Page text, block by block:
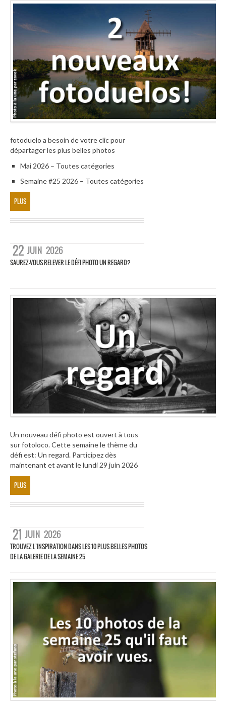
fotoduelo a besoin de votre clic pour
départager les plus belles photos
Mai 2026 – Toutes catégories
Semaine #25 2026 – Toutes catégories
PLUS
22 JUIN 2026
SAUREZ-VOUS RELEVER LE DÉFI PHOTO UN REGARD?
Un nouveau défi photo est ouvert à tous
sur fotoloco. Cette semaine le thème du
défi est: Un regard. Participez dès
maintenant et avant le lundi 29 juin 2026
PLUS
21 JUIN 2026
TROUVEZ L’INSPIRATION DANS LES 10 PLUS BELLES PHOTOS
DE LA GALERIE DE LA SEMAINE 25